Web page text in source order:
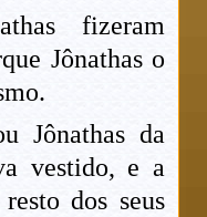
fizeram
Jônathas o
Jônathas da
vestido, e a
dos seus